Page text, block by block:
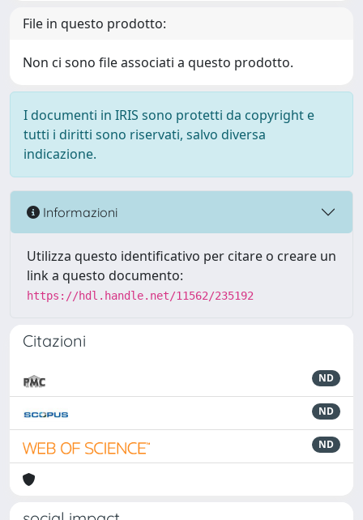
File in questo prodotto:
Non ci sono file associati a questo prodotto.
I documenti in IRIS sono protetti da copyright e
tutti i diritti sono riservati, salvo diversa
indicazione.
Informazioni
Utilizza questo identificativo per citare o creare un
link a questo documento:
https://hdl.handle.net/11562/235192
Citazioni
ND
ND
ND